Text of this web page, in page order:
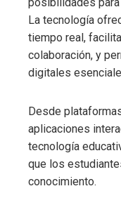
La tecnología
tiempo real,
colaboración, y
digitales
Desde
aplicaciones
tecnología
que los
conocimiento.